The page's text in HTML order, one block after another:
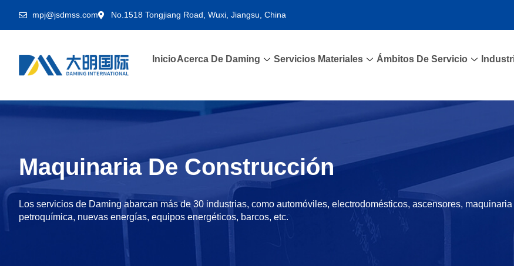
mpj@jsdmss.com No.1518 Tongjiang Road, Wuxi, Jiangsu, China
InicioAcerca De Daming Servicios Materiales Ámbitos De Servicio
Maquinaria De Construcción
Los servicios de Daming abarcan más de 30 industrias, como automóviles, electrodomésticos, ascensores,
petroquímica, nuevas energías, equipos energéticos, barcos, etc.